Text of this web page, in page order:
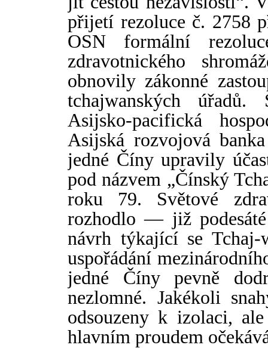
přijetí rezoluce č. 2758
OSN formální
zdravotnického
obnovily zákonné
tchajwanských úřadů.
Asijsko-pacifická
Asijská rozvojová
jedné Číny upravily
pod názvem „Čínský
roku 79. Světové
rozhodlo — již
návrh týkající se Tchaj-
uspořádání
jedné Číny pevně
nezlomné. Jakékoli
odsouzeny k izolaci,
hlavním proudem